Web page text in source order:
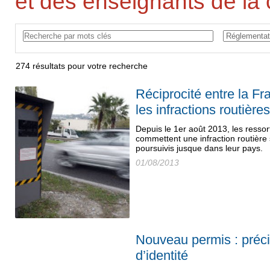
274 résultats pour votre recherche
Réciprocité entre la
les infractions routières
Depuis le 1er août 2013, les
commettent une infraction
poursuivis jusque dans leur pays.
01/08/2013
Nouveau permis :
d’identité